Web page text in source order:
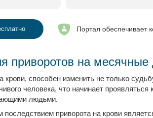
Портал обеспечивает
приворотов на
способен изменить не только
человека, что начинает
людьми.
приворота на крови